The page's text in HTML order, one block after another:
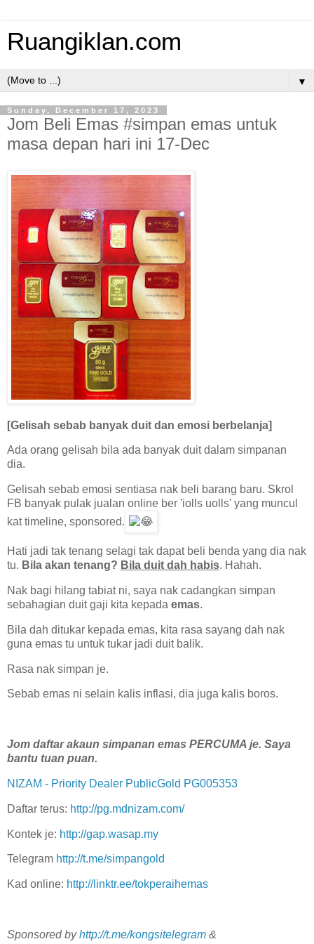
Ruangiklan.com
▼
Sunday, December 17, 2023
Jom Beli Emas #simpan emas untuk
masa depan hari ini 17-Dec
[Gelisah sebab banyak duit dan emosi berbelanja]
Ada orang gelisah bila ada banyak duit dalam simpanan
dia.
Gelisah sebab emosi sentiasa nak beli barang baru. Skrol
FB banyak pulak jualan online ber 'iolls uolls' yang muncul
kat timeline, sponsored.
Hati jadi tak tenang selagi tak dapat beli benda yang dia nak
tu. Bila akan tenang? Bila duit dah habis. Hahah.
Nak bagi hilang tabiat ni, saya nak cadangkan simpan
sebahagian duit gaji kita kepada emas.
Bila dah ditukar kepada emas, kita rasa sayang dah nak
guna emas tu untuk tukar jadi duit balik.
Rasa nak simpan je.
Sebab emas ni selain kalis inflasi, dia juga kalis boros.
Jom daftar akaun simpanan emas PERCUMA je. Saya
bantu tuan puan.
NIZAM - Priority Dealer PublicGold PG005353
Daftar terus: http://pg.mdnizam.com/
Kontek je: http://gap.wasap.my
Telegram http://t.me/simpangold
Kad online: http://linktr.ee/tokperaihemas
Sponsored byhttp://t.me/kongsitelegram &